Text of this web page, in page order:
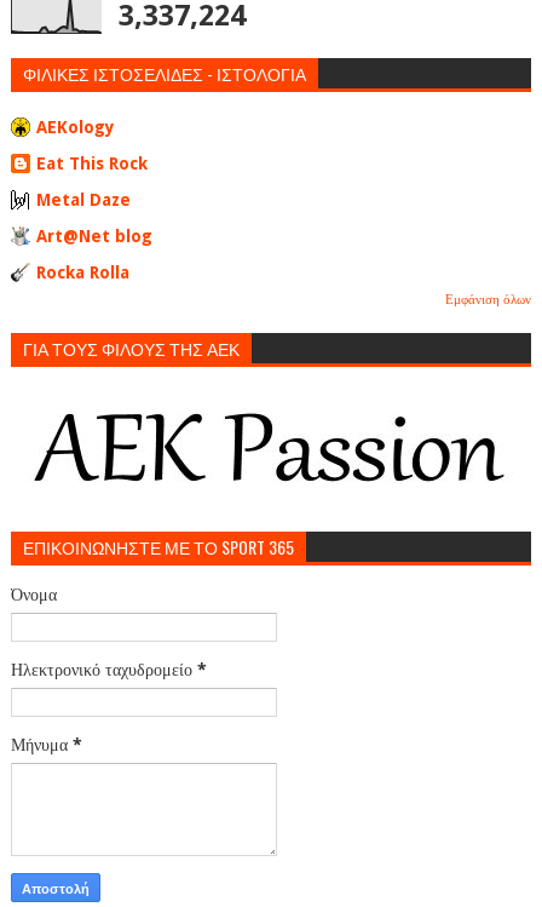
3,337,224
ΦΙΛΙΚΕΣ ΙΣΤΟΣΕΛΙΔΕΣ - ΙΣΤΟΛΟΓΙΑ
AEKology
Eat This Rock
Metal Daze
Art@Net blog
Rocka Rolla
Εμφάνιση όλων
ΓΙΑ ΤΟΥΣ ΦΙΛΟΥΣ ΤΗΣ ΑΕΚ
ΕΠΙΚΟΙΝΩΝΗΣΤΕ ΜΕ ΤΟ SPORT 365
Όνομα
Ηλεκτρονικό ταχυδρομείο *
Μήνυμα *